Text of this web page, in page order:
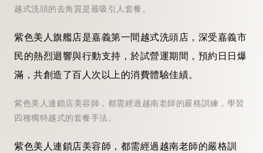
越式洗頭的去角質是最吸引人套餐。
紫色美人旗艦店是嘉義第一間越式洗頭店，深受嘉義市
民的熱烈迴響與行動支持，於試營運期間，預約日日爆
滿，共創造了百人次以上的消費體驗佳績。
紫色美人連鎖店美容師，都需經過越南老師的嚴格訓練，學習
四種獨特越式的套餐手法。
紫色美人連鎖店美容師，都需經過越南老師的嚴格訓